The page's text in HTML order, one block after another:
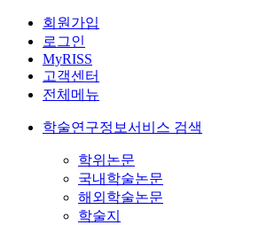
회원가입
로그인
MyRISS
고객센터
전체메뉴
학술연구정보서비스 검색
학위논문
국내학술논문
해외학술논문
학술지